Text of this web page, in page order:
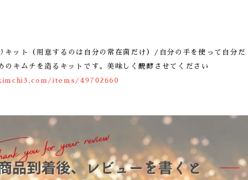
キット（用意するのは自分の常在菌だけ）/自分の手を使って自分だ
のキムチを造るキットです。美味しく醗酵させてください
items/49702660